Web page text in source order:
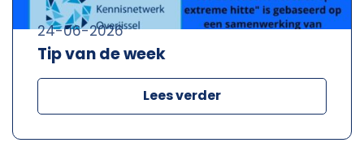
Tip van de week
24-06-2026
Lees verder